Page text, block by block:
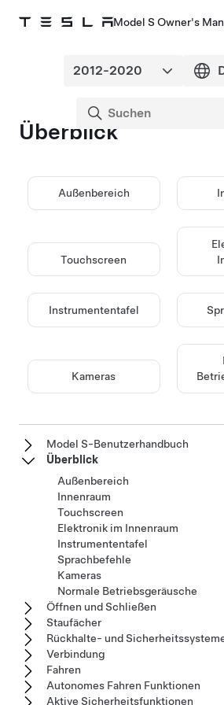
Model S Owner's
Überblick
Außenbereich
Touchscreen
Instrumententafel
Kameras
Model S-Benutzerhandbuch
Überblick
Außenbereich
Innenraum
Touchscreen
Elektronik im Innenraum
Instrumententafel
Sprachbefehle
Kameras
Normale Betriebsgeräusche
Öffnen und Schließen
Staufächer
Rückhalte- und
Verbindung
Fahren
Autonomes Fahren Funktionen
Aktive Sicherheitsfunktionen